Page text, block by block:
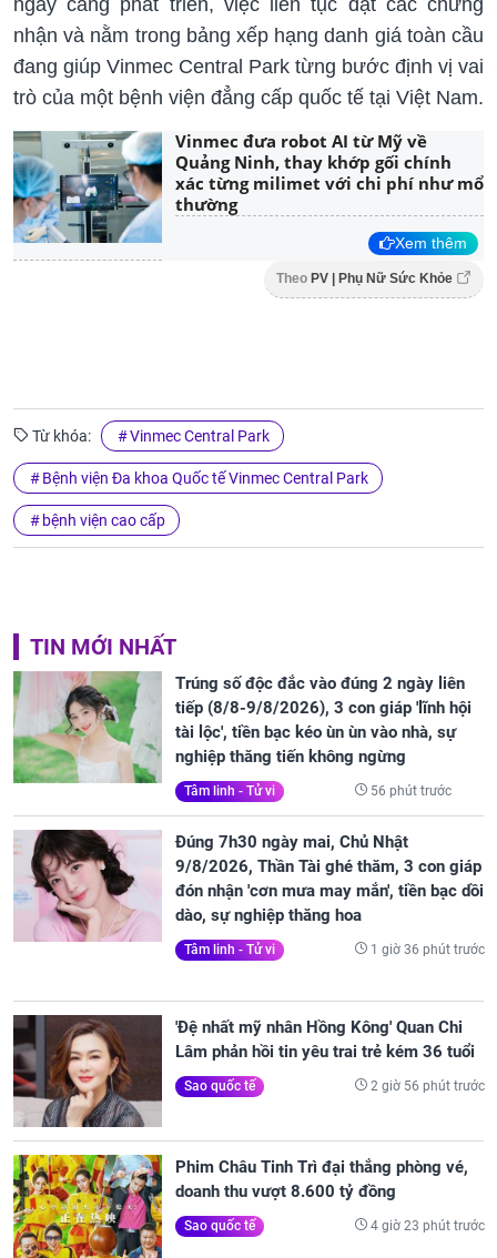
ngày càng phát triển, việc liên tục đạt các chứng
nhận và nằm trong bảng xếp hạng danh giá toàn cầu
đang giúp Vinmec Central Park từng bước định vị vai
trò của một bệnh viện đẳng cấp quốc tế tại Việt Nam.
Vinmec đưa robot AI từ Mỹ về
Quảng Ninh, thay khớp gối chính
xác từng milimet với chi phí như mổ
thường
Xem thêm
Theo PV | Phụ Nữ Sức Khỏe
Từ khóa: Vinmec Central Park
Bệnh viện Đa khoa Quốc tế Vinmec Central Park
bệnh viện cao cấp
TIN MỚI NHẤT
Trúng số độc đắc vào đúng 2 ngày liên
tiếp (8/8-9/8/2026), 3 con giáp 'lĩnh hội
tài lộc', tiền bạc kéo ùn ùn vào nhà, sự
nghiệp thăng tiến không ngừng
Tâm linh - Tử vi 56 phút trước
Đúng 7h30 ngày mai, Chủ Nhật
9/8/2026, Thần Tài ghé thăm, 3 con giáp
đón nhận 'cơn mưa may mắn', tiền bạc dồi
dào, sự nghiệp thăng hoa
Tâm linh - Tử vi 1 giờ 36 phút trước
'Đệ nhất mỹ nhân Hồng Kông' Quan Chi
Lâm phản hồi tin yêu trai trẻ kém 36 tuổi
Sao quốc tế 2 giờ 56 phút trước
Phim Châu Tinh Trì đại thắng phòng vé,
doanh thu vượt 8.600 tỷ đồng
Sao quốc tế 4 giờ 23 phút trước